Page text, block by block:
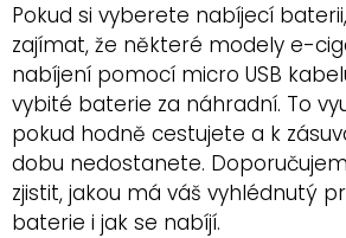
Pokud si vyberete nabíjecí
zajímat, že některé modely e-
nabíjení pomocí micro USB
vybité baterie za náhradní. To
pokud hodně cestujete a k
dobu nedostanete.
zjistit, jakou má váš vyhlédnutý
baterie i jak se nabíjí.